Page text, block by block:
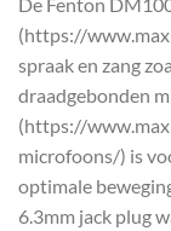
De Fenton
(https://
spraak en zang
draadgebonden
(https://
microfoons/) is
optimale
6.3mm jack plug